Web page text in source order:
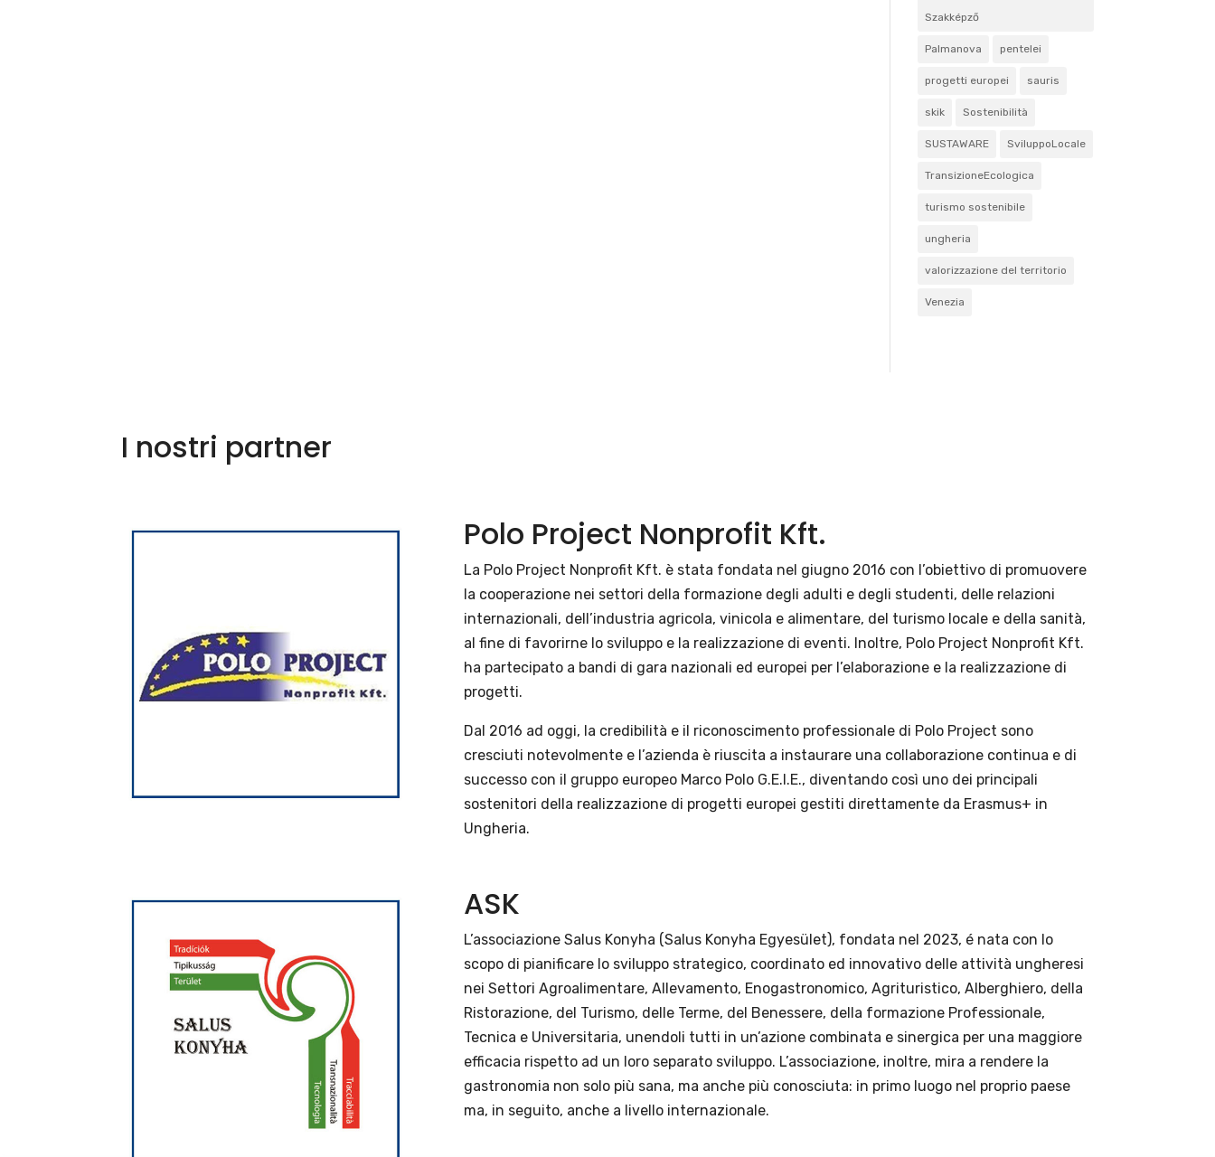
Szakképző
Palmanova pentelei
progetti europei sauris
skik Sostenibilità
SUSTAWARE SviluppoLocale
TransizioneEcologica
turismo sostenibile
ungheria
valorizzazione del territorio
Venezia
I nostri partner
Polo Project Nonprofit Kft.
La Polo Project Nonprofit Kft. è stata fondata nel giugno 2016 con l’obiettivo di promuovere
la cooperazione nei settori della formazione degli adulti e degli studenti, delle relazioni
internazionali, dell’industria agricola, vinicola e alimentare, del turismo locale e della sanità,
al fine di favorirne lo sviluppo e la realizzazione di eventi. Inoltre, Polo Project Nonprofit Kft.
ha partecipato a bandi di gara nazionali ed europei per l’elaborazione e la realizzazione di
progetti.
Dal 2016 ad oggi, la credibilità e il riconoscimento professionale di Polo Project sono
cresciuti notevolmente e l’azienda è riuscita a instaurare una collaborazione continua e di
successo con il gruppo europeo Marco Polo G.E.I.E., diventando così uno dei principali
sostenitori della realizzazione di progetti europei gestiti direttamente da Erasmus+ in
Ungheria.
ASK
L’associazione Salus Konyha (Salus Konyha Egyesület), fondata nel 2023, é nata con lo
scopo di pianificare lo sviluppo strategico, coordinato ed innovativo delle attività ungheresi
nei Settori Agroalimentare, Allevamento, Enogastronomico, Agrituristico, Alberghiero, della
Ristorazione, del Turismo, delle Terme, del Benessere, della formazione Professionale,
Tecnica e Universitaria, unendoli tutti in un’azione combinata e sinergica per una maggiore
efficacia rispetto ad un loro separato sviluppo. L’associazione, inoltre, mira a rendere la
gastronomia non solo più sana, ma anche più conosciuta: in primo luogo nel proprio paese
ma, in seguito, anche a livello internazionale.